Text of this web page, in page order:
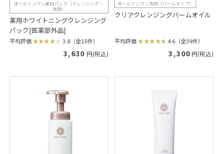
オールインワン美白パック（クレンジング・
洗顔）
薬用ホワイトニングクレンジング
パック[医薬部外品]
平均評価 3.8（全15件）
3,630 円(税込)
オールインワン洗顔（バームタイプ）
クリアクレンジングバームオイル
平均評価 4.6（全39件）
3,300 円(税込)